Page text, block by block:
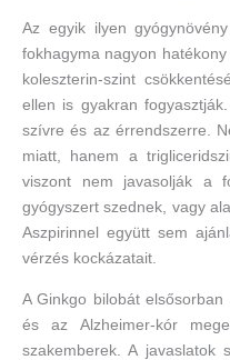
Az egyik ilyen
fokhagyma nagyon
koleszterin-szint
ellen is gyakran
szívre és az érrendszerre.
miatt, hanem a
viszont nem javasolják a
gyógyszert szednek, vagy
Aszpirinnel együtt sem
vérzés kockázatait.
A Ginkgo bilobát
és az Alzheimer-kór
szakemberek. A javaslatok